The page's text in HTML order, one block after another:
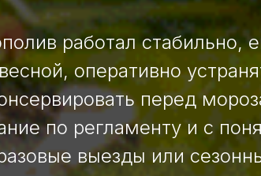
работал стабильно,
оперативно
перед
по регламенту и с
выезды или